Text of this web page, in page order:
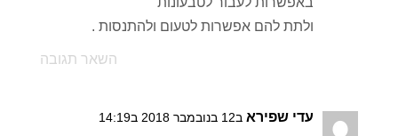
ולתת להם אפשרות לטעום ולהתנסות .
השאר תגובה
עדי שפירא ב12 בנובמבר 2018 ב14:19